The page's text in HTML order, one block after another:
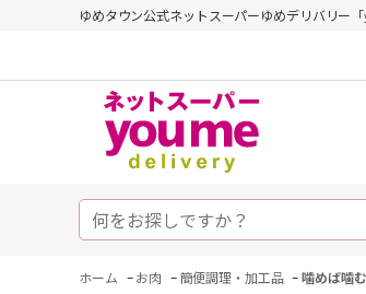
ゆめタウン公式ネットスーパーゆめデリバリー「
ホーム - お肉 - 簡便調理・加工品 -噛めば噛